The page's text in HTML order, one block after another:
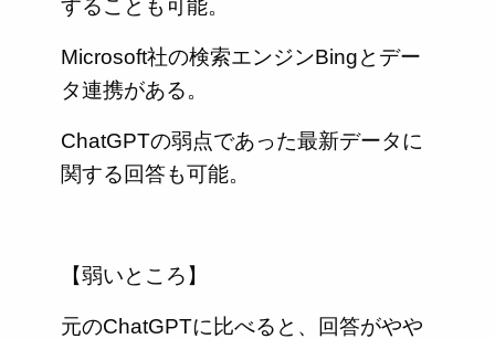
することも可能。
Microsoft社の検索エンジンBingとデー
タ連携がある。
ChatGPTの弱点であった最新データに
関する回答も可能。
【弱いところ】
元のChatGPTに比べると、回答がやや